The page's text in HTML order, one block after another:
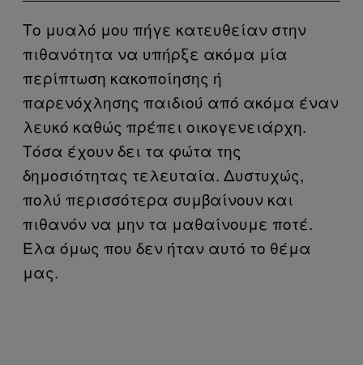
Το μυαλό μου πήγε κατευθείαν στην
πιθανότητα να υπήρξε ακόμα μία
περίπτωση κακοποίησης ή
παρενόχλησης παιδιού από ακόμα έναν
λευκό καθώς πρέπει οικογενειάρχη.
Τόσα έχουν δει τα φώτα της
δημοσιότητας τελευταία. Δυστυχώς,
πολύ περισσότερα συμβαίνουν και
πιθανόν να μην τα μαθαίνουμε ποτέ.
Έλα όμως που δεν ήταν αυτό το θέμα
μας.